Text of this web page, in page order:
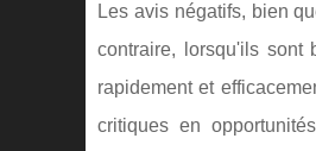
Les avis négatifs, bien
contraire, lorsqu'ils sont
rapidement et
critiques en